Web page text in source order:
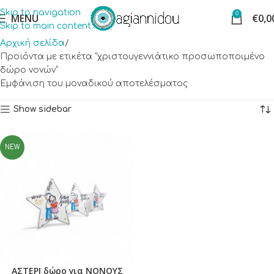
Skip to navigation
Skip to main content
MENU 0 €
Αρχική σελίδα
Προϊόντα με ετικέτα “χριστουγεννιάτικο προσωποποιμένο
δώρο νονών”
Εμφάνιση του μοναδικού αποτελέσματος
Show sidebar
NEW
ΑΣΤΕΡΙ δώρο για ΝΟΝΟΥΣ